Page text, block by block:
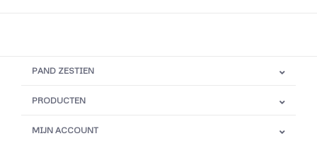
PAND ZESTIEN
PRODUCTEN
MIJN ACCOUNT